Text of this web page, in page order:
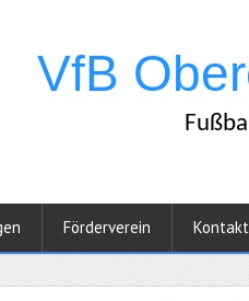
Förderverein Kontakt